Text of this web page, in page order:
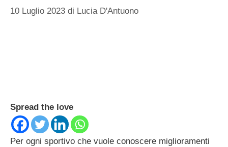
10 Luglio 2023 di Lucia D'Antuono
Spread the love
Per ogni sportivo che vuole conoscere miglioramenti